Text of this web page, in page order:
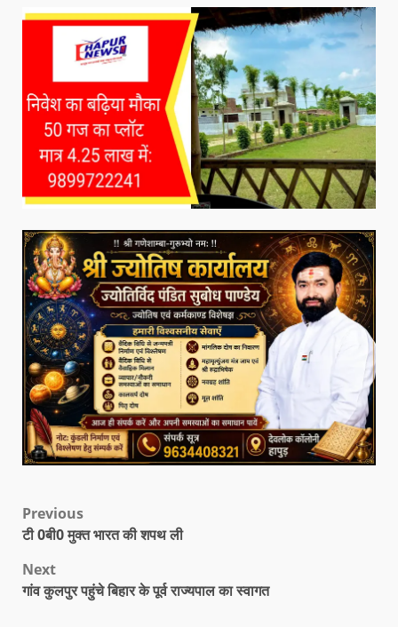
Previous
टी 0बी0 मुक्त भारत की शपथ ली
Next
गांव कुलपुर पहुंचे बिहार के पूर्व राज्यपाल का स्वागत